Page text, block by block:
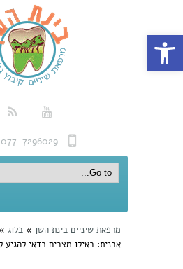
פתח סרגל נגישות
077-7296029
מרפאת שיניים בינת השן » בלוג »
אבנית: באילו מצבים כדאי להגיע